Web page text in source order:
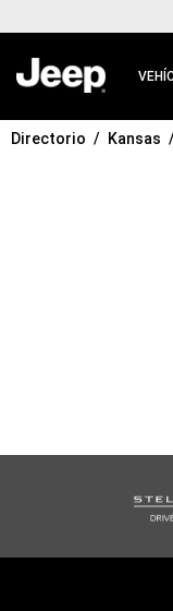
CONTENIDO
IR A
Directorio Kansas